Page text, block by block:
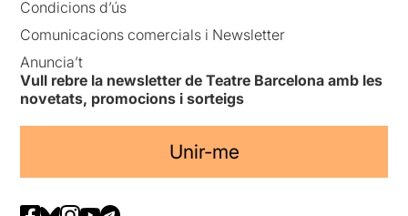
Condicions d’ús
Comunicacions comercials i Newsletter
Anuncia’t
Vull rebre la newsletter de Teatre Barcelona amb les
novetats, promocions i sorteigs
Unir-me